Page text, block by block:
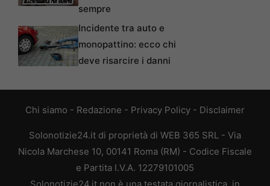
sempre
Incidente tra auto e
monopattino: ecco chi
deve risarcire i danni
Chi siamo - Redazione - Privacy Policy - Disclaimer
Solonotizie24.it di proprietà di WEB 365 SRL - Via
Nicola Marchese 10, 00141 Roma (RM) - Codice Fiscale
e Partita I.V.A. 12279101005